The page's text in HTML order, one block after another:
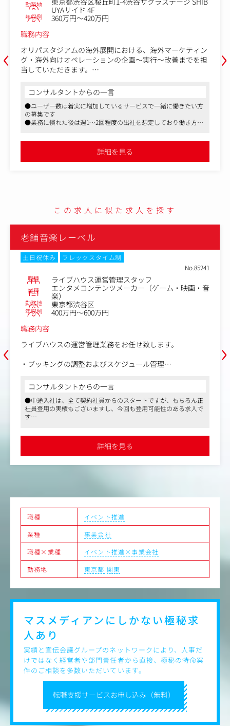
‹
勤務地
UYAサイド 4F
年収例
360万円～420万円
職務内容
オリパスタジアムの海外展開における、海外マーケティン
グ・海外向けオペレーションの企画～実行～改善までを担
当していただきます。
【具体的な業務内容】
・台湾、香港を中心とした海外展開戦略の立案
・海外ユーザー向けのマーケティング施策、キャンペーン
施策の企画
・海外SNS、インフルエンサー、KOL、広告媒体を活用し
・海外ユーザー向けLP、サービス導線、訴求内容のローカ
・配送会社、物流会社、倉庫、外部パートナーとの折衝、
・海外ユーザー向けCS体制、問い合わせ対応フローの設計
・決済、配送、返品、未着、破損、関税・通関関連のユー
ザー案内設計
・売上、購入率、継続率、LTV、リピート率、配送コス
ト、利益率などの数値分析
・海外展開における課題抽出、改善提案、実行
・社内の企画、CRM、エンジニア、オペレーションチーム
との連携
コンサルタントからの一言
●ユーザー数は着実に増加しているサービスで一緒に働きたい方
の募集です
●業務に慣れた後は週1～2回程度の出社を想定しており働き方も
詳細を見る
›
この求人に似た求人を探す
‹
老舗音楽レーベル
土日祝休み
フレックスタイム制
No.85241
職種 ライブハウス運営管理スタッフ
業種
エンタメコンテンツメーカー（ゲーム・映画・音
楽）
勤務地 東京都渋谷区
年収例
400万円～600万円
職務内容
ライブハウスの運営管理業務をお任せ致します。
・ブッキングの調整およびスケジュール管理
・主催者・出演者との精算業務
・アルバイトスタッフのシフト管理、教育・育成
・店舗の美観維持および設備管理 他
コンサルタントからの一言
●中途入社は、全て契約社員からのスタートですが、もちろん正
社員登用の実績もございますし、今回も登用可能性のある求人で
す
詳細を見る
›
職種
イベント推進
業種
事業会社
職種×業種
イベント推進×事業会社
勤務地
東京都 関東
転職支援サービスお申し込み（無料）
マスメディアンにしかない極秘求
人あり
実績と宣伝会議グループのネットワークにより、人事だ
けではなく経営者や部門責任者から直接、極秘の特命案
件のご相談を多数いただいています。